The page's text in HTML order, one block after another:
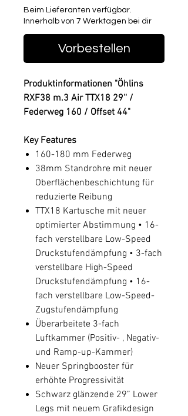
Beim Lieferanten verfügbar.
Innerhalb von 7 Werktagen bei dir
Vorbestellen
Produktinformationen "Öhlins
RXF38 m.3 Air TTX18 29'' /
Federweg 160 / Offset 44"
Key Features
160-180 mm Federweg
38mm Standrohre mit neuer
Oberflächenbeschichtung für
reduzierte Reibung
TTX18 Kartusche mit neuer
optimierter Abstimmung • 16-
fach verstellbare Low-Speed
Druckstufendämpfung • 3-fach
verstellbare High-Speed
Druckstufendämpfung • 16-
fach verstellbare Low-Speed-
Zugstufendämpfung
Überarbeitete 3-fach
Luftkammer (Positiv- , Negativ-
und Ramp-up-Kammer)
Neuer Springbooster für
erhöhte Progressivität
Schwarz glänzende 29” Lower
Legs mit neuem Grafikdesign